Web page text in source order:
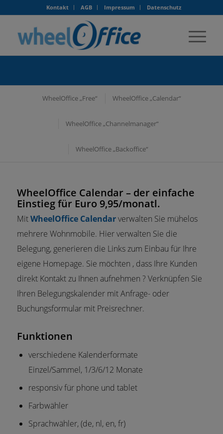
Kontakt AGB Impressum Datenschutz
WheelOffice „Free“ WheelOffice „Calendar“
WheelOffice „Channelmanager“
WheelOffice „Backoffice“
WheelOffice Calendar – der einfache
Einstieg für Euro 9,95/monatl.
MitWheelOffice Calendarverwalten Sie mühelos
mehrere Wohnmobile. Hier verwalten Sie die
Belegung, generieren die Links zum Einbau für Ihre
eigene Homepage. Sie möchten , dass Ihre Kunden
direkt Kontakt zu Ihnen aufnehmen ? Verknüpfen Sie
Ihren Belegungskalender mit Anfrage- oder
Buchungsformular mit Preisrechner.
Funktionen
verschiedene Kalenderformate
Einzel/Sammel, 1/3/6/12 Monate
responsiv für phone und tablet
Farbwähler
Sprachwähler, (de, nl, en, fr)